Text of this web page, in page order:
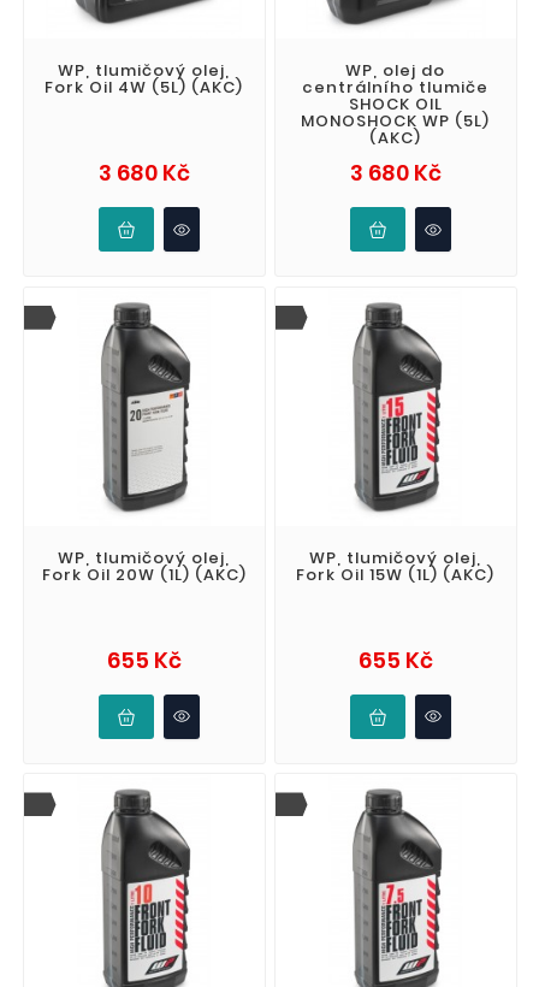
WP, tlumičový olej,
Fork Oil 4W (5L) (AKC)
3 680 KčCena
WP, olej do
centrálního tlumiče
SHOCK OIL
MONOSHOCK WP (5L)
(AKC)
3 680 KčCena
WP, tlumičový olej,
Fork Oil 20W (1L) (AKC)
655 KčCena
WP, tlumičový olej,
Fork Oil 15W (1L) (AKC)
655 KčCena